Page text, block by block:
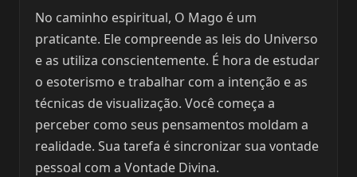
No caminho espiritual, O Mago é um
praticante. Ele compreende as leis do Universo
e as utiliza conscientemente. É hora de estudar
o esoterismo e trabalhar com a intenção e as
técnicas de visualização. Você começa a
perceber como seus pensamentos moldam a
realidade. Sua tarefa é sincronizar sua vontade
pessoal com a Vontade Divina.